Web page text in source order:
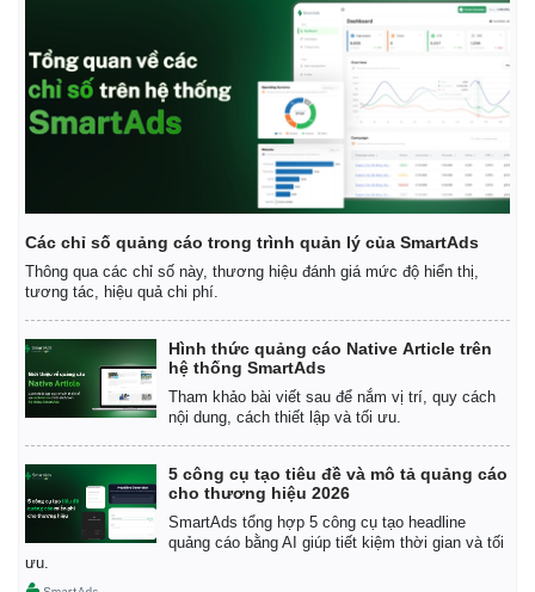
Các chỉ số quảng cáo trong trình quản lý của SmartAds
Thông qua các chỉ số này, thương hiệu đánh giá mức độ hiển thị,
tương tác, hiệu quả chi phí.
Hình thức quảng cáo Native Article trên
hệ thống SmartAds
Tham khảo bài viết sau để nắm vị trí, quy cách
nội dung, cách thiết lập và tối ưu.
5 công cụ tạo tiêu đề và mô tả quảng cáo
cho thương hiệu 2026
SmartAds tổng hợp 5 công cụ tạo headline
quảng cáo bằng AI giúp tiết kiệm thời gian và tối
ưu.